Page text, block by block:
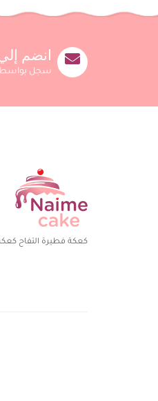
انضم
سجل بواسطة
كعكة فطيرة التفاح